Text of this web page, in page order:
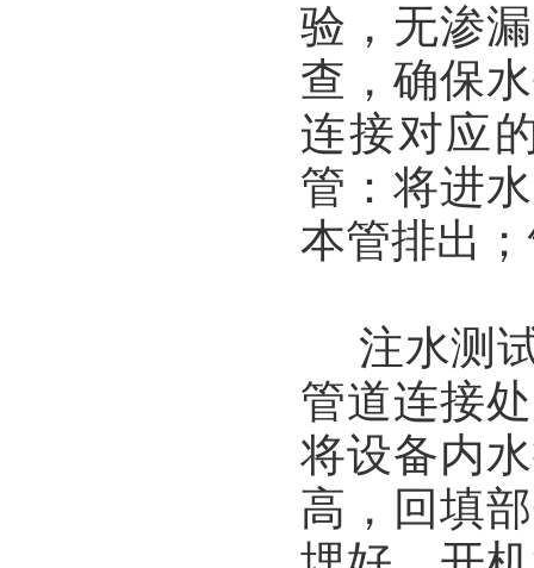
验，无渗
查，确保
连接对应
管：将进
本管排出
注水测
管道连接
将设备内
高，回填